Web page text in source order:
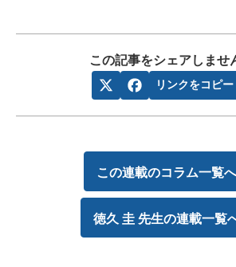
この記事をシェアしませ
リンクをコピー
この連載のコラム一覧へ
徳久 圭 先生の連載一覧